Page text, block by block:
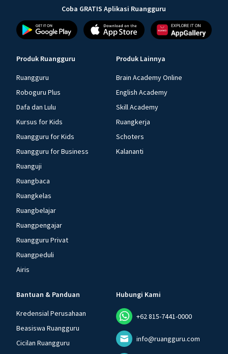
Coba GRATIS Aplikasi Ruangguru
Produk Ruangguru
Ruangguru
Roboguru Plus
Dafa dan Lulu
Kursus for Kids
Ruangguru for Kids
Ruangguru for Business
Ruanguji
Ruangbaca
Ruangkelas
Ruangbelajar
Ruangpengajar
Ruangguru Privat
Ruangpeduli
Airis
Produk Lainnya
Brain Academy Online
English Academy
Skill Academy
Ruangkerja
Schoters
Kalananti
Bantuan & Panduan
Kredensial Perusahaan
Beasiswa Ruangguru
Cicilan Ruangguru
Hubungi Kami
+62 815-7441-0000
info@ruangguru.com